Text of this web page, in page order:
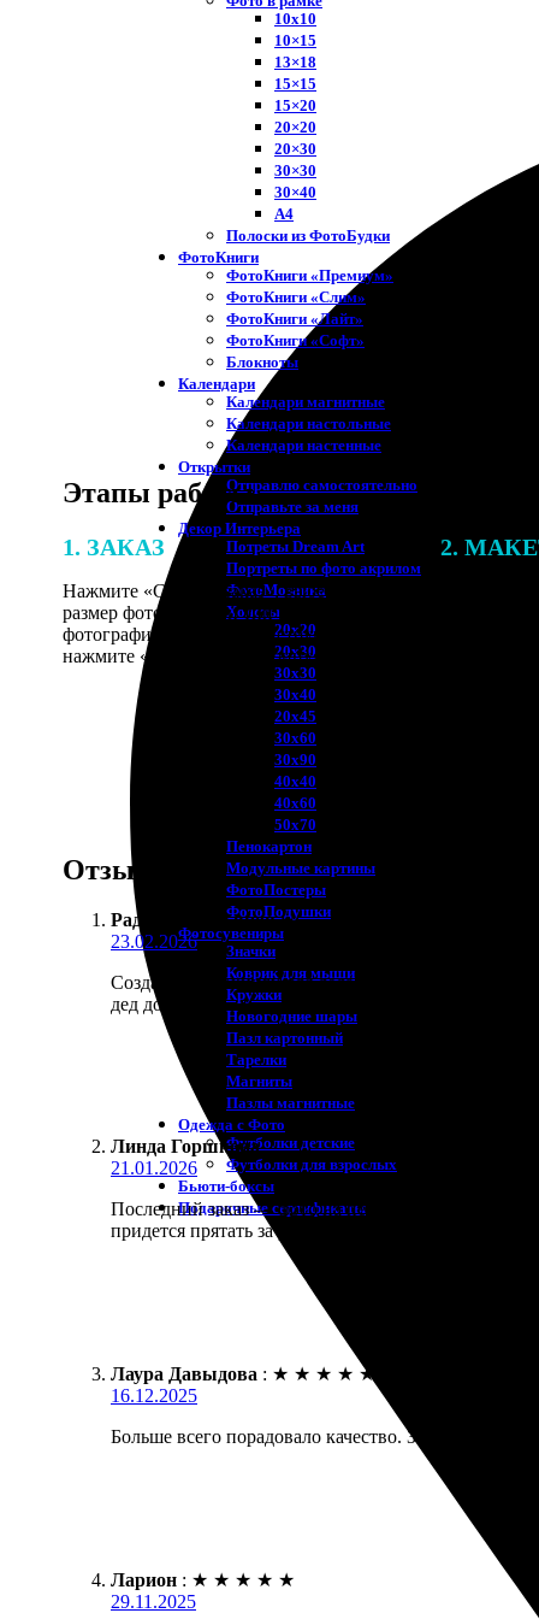
10х10
10×15
13×18
15×15
15×20
20×20
20×30
30×30
30×40
A4
Полоски из ФотоБудки
ФотоКниги
ФотоКниги «Премиум»
ФотоКниги «Слим»
ФотоКниги «Лайт»
ФотоКниги «Софт»
Блокноты
Календари
Календари магнитные
Календари настольные
Календари настенные
Открытки
Отправлю самостоятельно
Отправьте за меня
Декор Интерьера
Потреты Dream Art
Портреты по фото акрилом
ФотоМозаика
Холсты
20х20
20х30
30х30
30х40
20х45
30х60
30х90
40х40
40х60
50х70
Пенокартон
Модульные картины
ФотоПостеры
ФотоПодушки
Фотоcувениры
Значки
Коврик для мыши
Кружки
Новогодние шары
Пазл картонный
Тарелки
Магниты
Пазлы магнитные
Одежда с Фото
Футболки детские
Футболки для взрослых
Бьюти-боксы
Подарочные сертификаты
Этапы работы
1. ЗАКАЗ
Нажмите «Сделать заказ», выберите
размер фотографии и тип рамки. Загрузите
фотографии в онлайн-конструктор,
нажмите «Добавить в корзину».
2.
Отзывы
Радомир Касьянов :
23.02.2026
Создавал фотокнигу для деда, он увлекается
дед доволен.
Линда Горшкова :
21.01.2026
Последний заказ — фото на пенокартоне
придется прятать за рамкой.
Лаура Давыдова : ★ ★ ★ ★ ★
16.12.2025
Больше всего порадовало качество. Заказала
Ларион : ★ ★ ★ ★ ★
29.11.2025